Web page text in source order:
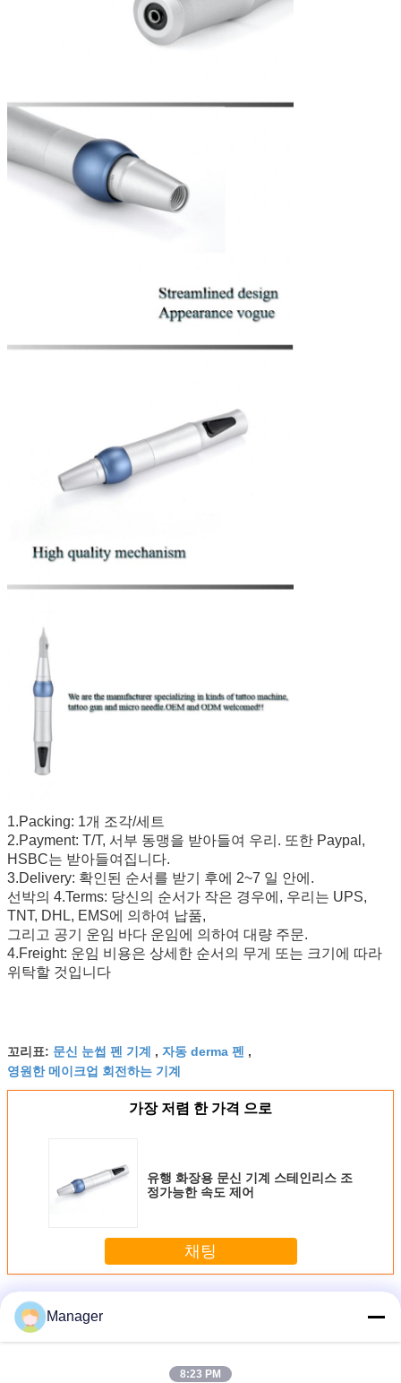
1.Packing: 1개 조각/세트
2.Payment: T/T, 서부 동맹을 받아들여 우리. 또한 Paypal,
HSBC는 받아들여집니다.
3.Delivery: 확인된 순서를 받기 후에 2~7 일 안에.
선박의 4.Terms: 당신의 순서가 작은 경우에, 우리는 UPS,
TNT, DHL, EMS에 의하여 납품,
그리고 공기 운임 바다 운임에 의하여 대량 주문.
4.Freight: 운임 비용은 상세한 순서의 무게 또는 크기에 따라
위탁할 것입니다
꼬리표: 문신 눈썹 펜 기계 , 자동 derma 펜 ,
영원한 메이크업 회전하는 기계
가장 저렴 한 가격 으로
유행 화장용 문신 기계 스테인리스 조
정가능한 속도 제어
채팅
더 많은 것
Manager
8:23 PM